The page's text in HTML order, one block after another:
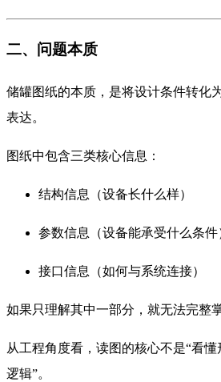
二、问题本质
储罐图纸的本质，是将设计条件转化
表达。
图纸中包含三类核心信息：
结构信息（设备长什么样）
参数信息（设备能承受什么条件
接口信息（如何与系统连接）
如果只理解其中一部分，就无法完整
从工程角度看，读图的核心不是“看
逻辑”。